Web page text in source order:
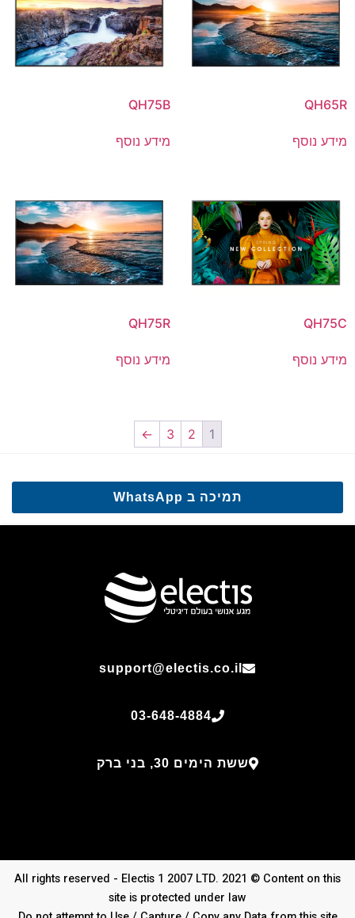
QH65R
מידע נוסף
QH75B
מידע נוסף
QH75C
מידע נוסף
QH75R
מידע נוסף
1
2
3
←
תמיכה ב WhatsApp
support@electis.co.il
03-648-4884
ששת הימים 30, בני ברק
All rights reserved - Electis 1 2007 LTD. 2021 © Content on this
site is protected under law